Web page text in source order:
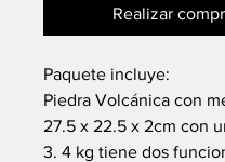
Realizar
Paquete incluye:
Piedra Volcánica con
27.5 x 22.5 x 2cm con
3. 4 kg tiene dos